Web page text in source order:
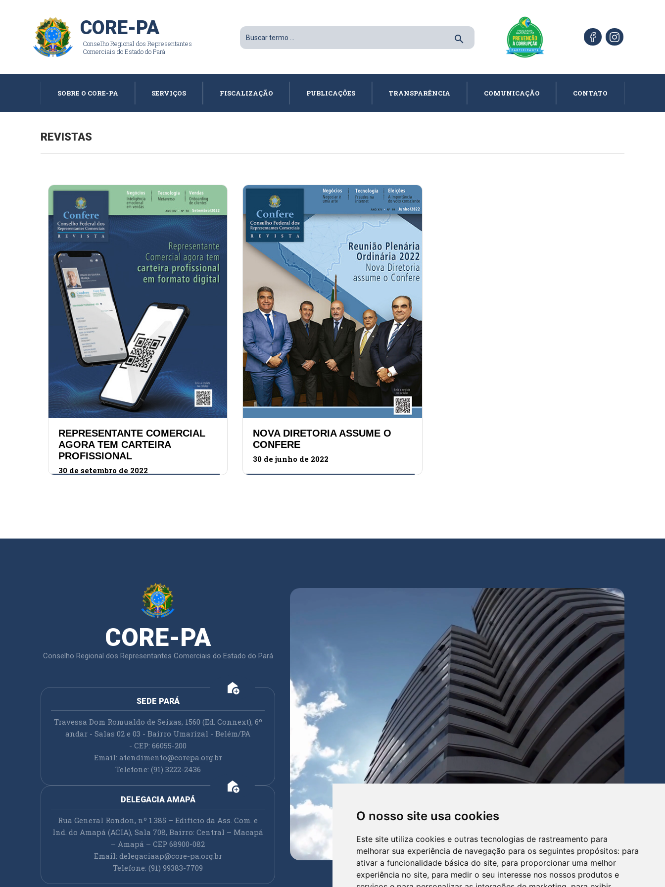
O nosso site usa cookies
Este site utiliza cookies e outras tecnologias de rastreamento para
melhorar sua experiência de navegação para os seguintes propósitos: para
ativar a funcionalidade básica do site, para proporcionar uma melhor
experiência no site, para medir o seu interesse nos nossos produtos e
CORE-PA
Conselho Regional dos Representantes
Comerciais do Estado do Pará
search
SOBRE O CORE-PA SERVIÇOS FISCALIZAÇÃO PUBLICAÇÕES TRANSPARÊNCIA COMUNICAÇÃO CONTATO
REVISTAS
REPRESENTANTE COMERCIAL
AGORA TEM CARTEIRA
PROFISSIONAL
30 de setembro de 2022
NOVA DIRETORIA ASSUME O
CONFERE
30 de junho de 2022
CORE-PA
Conselho Regional dos Representantes Comerciais do Estado do Pará
add_home
SEDE PARÁ
Travessa Dom Romualdo de Seixas, 1560 (Ed. Connext), 6º
andar - Salas 02 e 03 - Bairro Umarizal - Belém/PA
- CEP: 66055-200
Email: atendimento@corepa.org.br
Telefone: (91) 3222-2436
add_home
DELEGACIA AMAPÁ
Rua General Rondon, nº 1.385 – Edifício da Ass. Com. e
Ind. do Amapá (ACIA), Sala 708, Bairro: Central – Macapá
– Amapá – CEP 68900-082
Email: delegaciaap@core-pa.org.br
Telefone: (91) 99383-7709